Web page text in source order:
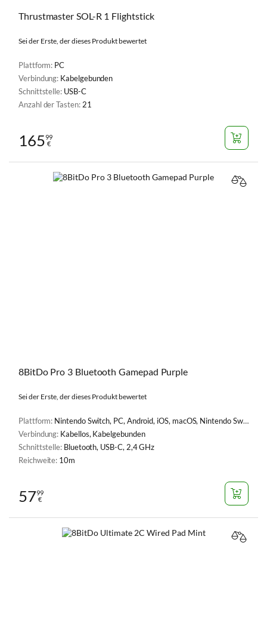
Thrustmaster SOL-R 1 Flightstick
Sei der Erste, der dieses Produkt bewertet
Plattform: PC
Verbindung: Kabelgebunden
Schnittstelle: USB-C
Anzahl der Tasten: 21
16599
€
8BitDo Pro 3 Bluetooth Gamepad Purple
Sei der Erste, der dieses Produkt bewertet
Plattform: Nintendo Switch, PC, Android, iOS, macOS, Nintendo Switch 2, SteamOS, visionOS
Verbindung: Kabellos, Kabelgebunden
Schnittstelle: Bluetooth, USB-C, 2,4 GHz
Reichweite: 10m
5799
€